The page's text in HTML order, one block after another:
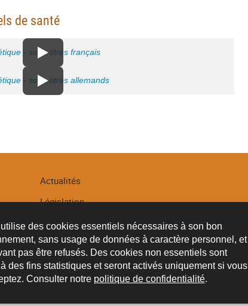
des cookies essentiels nécessaires à son bon
sans usage de données à caractère personnel, et
pas être refusés. Des cookies non essentiels sont
des fins statistiques et seront activés uniquement si vous
Consulter notre politique de confidentialité.
de santé
- sous-titres français
- sous-titres allemands
Actualités
Législation
Recommandations
Procédures